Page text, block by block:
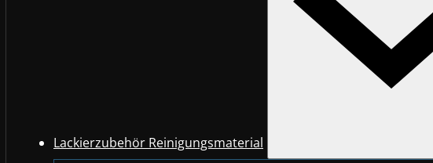
Lackierzubehör Reinigungsmaterial